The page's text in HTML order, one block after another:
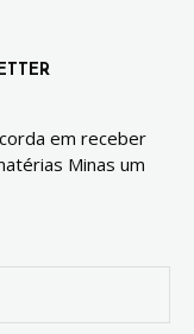
em receber
Minas um